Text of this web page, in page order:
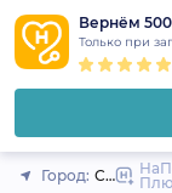
Вернём
Только при
Город: Санкт-